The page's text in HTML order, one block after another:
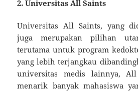
2.Universitas All Saints
Universitas All Saints, yang
juga merupakan pilihan
terutama untuk program
yang lebih terjangkau
universitas medis lainnya,
menarik banyak mahasiswa